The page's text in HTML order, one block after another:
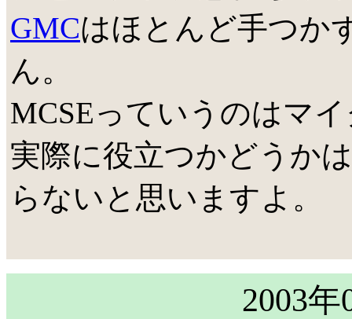
GMCはほとんど手つか
ん。
MCSEっていうのはマ
実際に役立つかどうか
らないと思いますよ。
2003